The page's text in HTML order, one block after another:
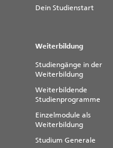
Dein Studienstart
Weiterbildung
Studiengänge in der
Weiterbildung
Weiterbildende
Studienprogramme
Einzelmodule als
Weiterbildung
Studium Generale